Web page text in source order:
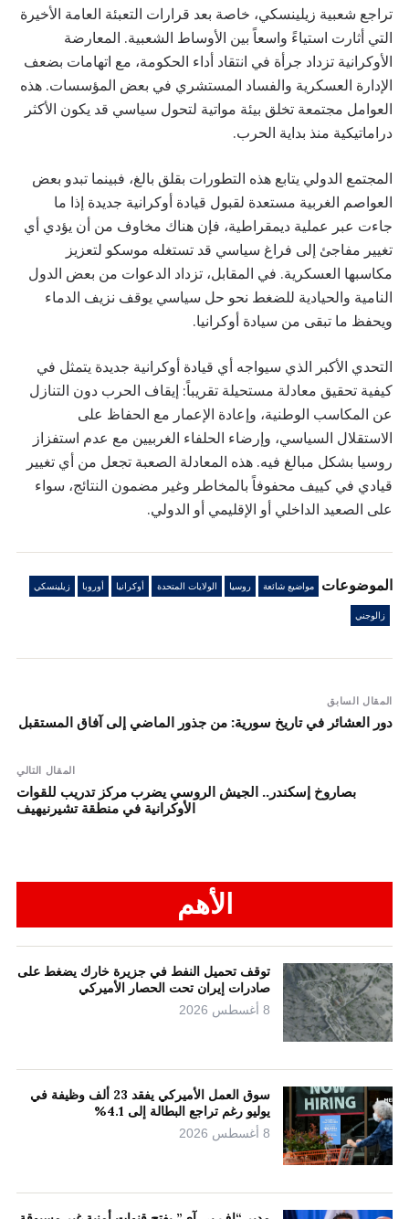
تراجع شعبية زيلينسكي، خاصة بعد قرارات التعبئة العامة الأخيرة
التي أثارت استياءً واسعاً بين الأوساط الشعبية. المعارضة
الأوكرانية تزداد جرأة في انتقاد أداء الحكومة، مع اتهامات بضعف
الإدارة العسكرية والفساد المستشري في بعض المؤسسات. هذه
العوامل مجتمعة تخلق بيئة مواتية لتحول سياسي قد يكون الأكثر
دراماتيكية منذ بداية الحرب.
المجتمع الدولي يتابع هذه التطورات بقلق بالغ، فبينما تبدو بعض
العواصم الغربية مستعدة لقبول قيادة أوكرانية جديدة إذا ما
جاءت عبر عملية ديمقراطية، فإن هناك مخاوف من أن يؤدي أي
تغيير مفاجئ إلى فراغ سياسي قد تستغله موسكو لتعزيز
مكاسبها العسكرية. في المقابل، تزداد الدعوات من بعض الدول
النامية والحيادية للضغط نحو حل سياسي يوقف نزيف الدماء
ويحفظ ما تبقى من سيادة أوكرانيا.
التحدي الأكبر الذي سيواجه أي قيادة أوكرانية جديدة يتمثل في
كيفية تحقيق معادلة مستحيلة تقريباً: إيقاف الحرب دون التنازل
عن المكاسب الوطنية، وإعادة الإعمار مع الحفاظ على
الاستقلال السياسي، وإرضاء الحلفاء الغربيين مع عدم استفزاز
روسيا بشكل مبالغ فيه. هذه المعادلة الصعبة تجعل من أي تغيير
قيادي في كييف محفوفاً بالمخاطر وغير مضمون النتائج، سواء
على الصعيد الداخلي أو الإقليمي أو الدولي.
الموضوعات مواضيع شائعة روسيا الولايات المتحدة أوكرانيا أوروبا زيلينسكي
زالوجني
المقال السابق
دور العشائر في تاريخ سورية: من جذور الماضي إلى آفاق المستقبل
المقال التالي
بصاروخ إسكندر.. الجيش الروسي يضرب مركز تدريب للقوات
الأوكرانية في منطقة تشيرنيهيف
الأهم
توقف تحميل النفط في جزيرة خارك يضغط على
صادرات إيران تحت الحصار الأميركي
8 أغسطس 2026
سوق العمل الأميركي يفقد 23 ألف وظيفة في
يوليو رغم تراجع البطالة إلى 4.1%
8 أغسطس 2026